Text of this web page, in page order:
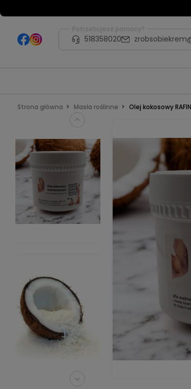
Potrzebujesz pomocy?
518358020
Strona główna Masła roślinne Olej kokosowy